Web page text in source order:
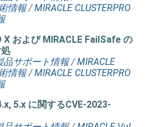
情報 /MIRACLE CLUSTERPRO
X および MIRACLE FailSafe の
品サポート情報 /MIRACLE
情報 /MIRACLE CLUSTERPRO
5.x に関するCVE-2023-